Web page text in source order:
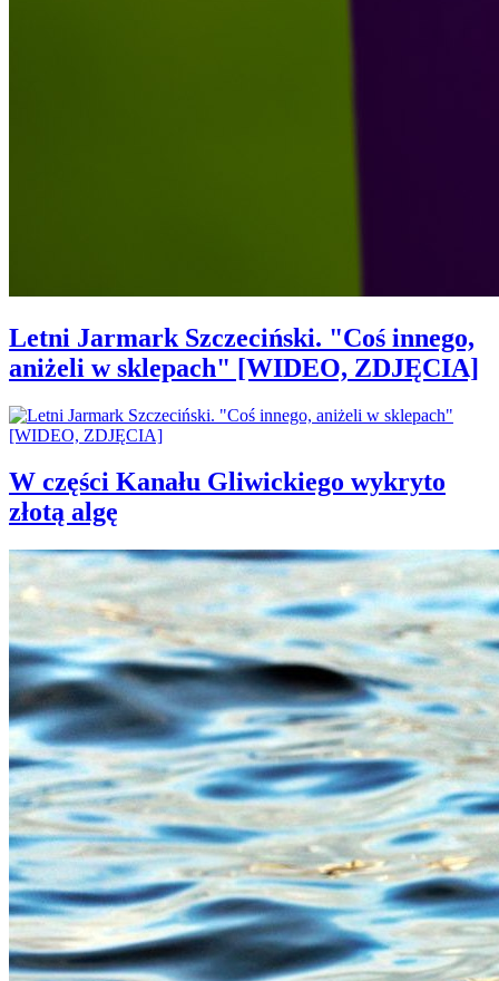
Letni Jarmark Szczeciński. "Coś innego,
aniżeli w sklepach" [WIDEO, ZDJĘCIA]
W części Kanału Gliwickiego wykryto
złotą algę